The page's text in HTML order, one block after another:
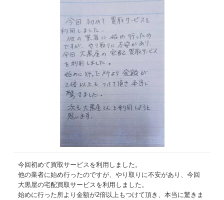
今回初めて買取サービスを利用しました。
他の業者に始め行ったのですが、やり取りに不安があり、今回
大黒屋の宅配買取サービスを利用しました。
始めに行った所より金額が2倍以上もつけて頂き、本当に驚きま